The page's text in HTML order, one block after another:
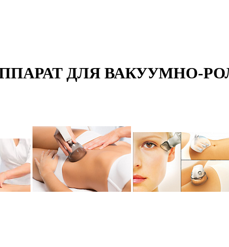
АППАРАТ ДЛЯ